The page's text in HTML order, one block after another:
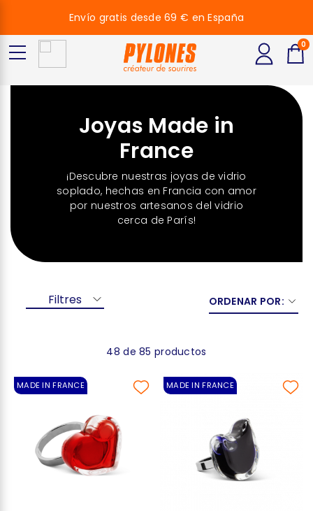
Joyas Made in
France
¡Descubre nuestras joyas de vidrio
soplado, hechas en Francia con amor
por nuestros artesanos del vidrio
cerca de París!
Filtres ORDENAR POR:
48 de 85 productos
MADE IN FRANCE MADE IN FRANCE
Envío gratis desde 69 € en España
0